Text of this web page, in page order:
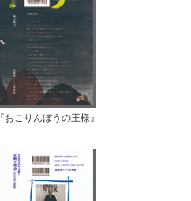
こりんぼうの王様』